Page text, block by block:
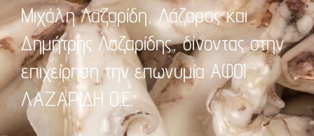
Μιχάλη Λαζαρίδη, Λάζαρος και
Δημήτρης Λαζαρίδης, δίνοντας στην
επιχείρηση την επωνυμία ΑΦΟΙ
ΛΑΖΑΡΙΔΗ Ο.Ε.